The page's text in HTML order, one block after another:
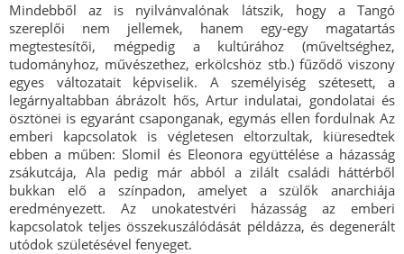
Mindebből az is nyilvánvalónak látszik, hogy a Tangó
szereplői nem jellemek, hanem egy-egy magatartás
megtestesítői, mégpedig a kultúrához (műveltséghez,
tudományhoz, művészethez, erkölcshöz stb.) fűződő viszony
egyes változatait képviselik. A személyiség szétesett, a
legárnyaltabban ábrázolt hős, Artur indulatai, gondolatai és
ösztönei is egyaránt csaponganak, egymás ellen fordulnak Az
emberi kapcsolatok is végletesen eltorzultak, kiüresedtek
ebben a műben: Slomil és Eleonora együttélése a házasság
zsákutcája, Ala pedig már abból a zilált családi háttérből
bukkan elő a színpadon, amelyet a szülők anarchiája
eredményezett. Az unokatestvéri házasság az emberi
kapcsolatok teljes összekuszálódását példázza, és degenerált
utódok születésével fenyeget.